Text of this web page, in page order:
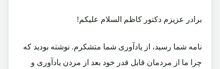
برادر عزیزم دکتور کاظم السلام علیکم!
نامه شما رسید، از یادآوری شما متشکرم. نوشته بودید که
چرا ما از مردمان قابل قدر خود بعد از مردن یادآوری و